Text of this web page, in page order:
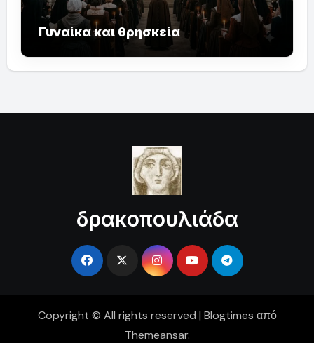
Γυναίκα και θρησκεία
δρακοπουλιάδα
Copyright © All rights reserved | Blogtimes από
Themeansar.